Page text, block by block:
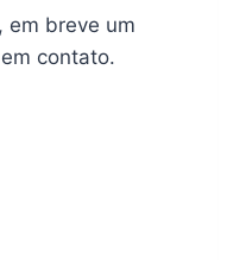
em breve um
contato.